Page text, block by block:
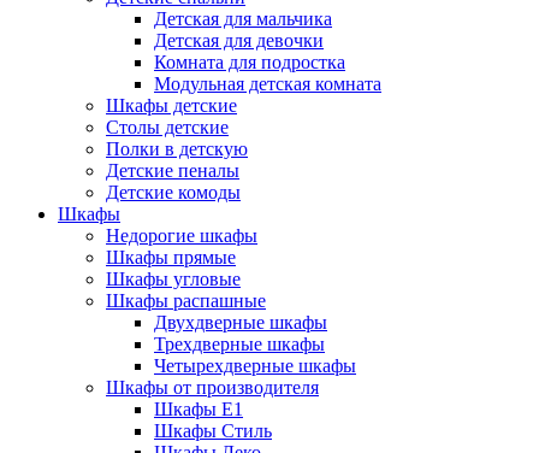
Детская для мальчика
Детская для девочки
Комната для подростка
Модульная детская комната
Шкафы детские
Столы детские
Полки в детскую
Детские пеналы
Детские комоды
Шкафы
Недорогие шкафы
Шкафы прямые
Шкафы угловые
Шкафы распашные
Двухдверные шкафы
Трехдверные шкафы
Четырехдверные шкафы
Шкафы от производителя
Шкафы E1
Шкафы Стиль